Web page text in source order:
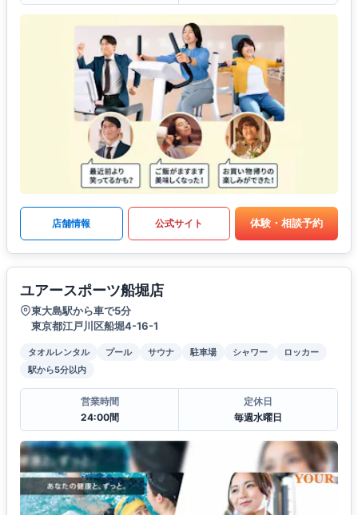
店舗情報 公式サイト 体験・相談予約
ユアースポーツ船堀店
東大島駅から車で5分
東京都江戸川区船堀4-16-1
タオルレンタル プール サウナ 駐車場 シャワー
ロッカー
駅から5分以内
営業時間
24:00間
定休日
毎週水曜日